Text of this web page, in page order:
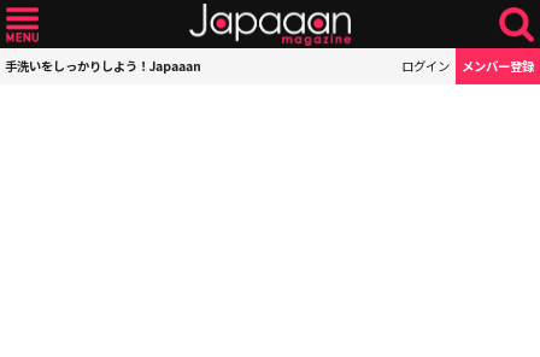
手洗いをしっかりしよう！Japaaan ログイン メンバー登録